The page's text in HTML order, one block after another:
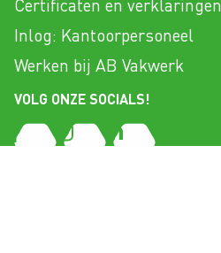
Certificaten en verklaringen
Inlog: Kantoorpersoneel
Werken bij AB Vakwerk
VOLG ONZE SOCIALS!